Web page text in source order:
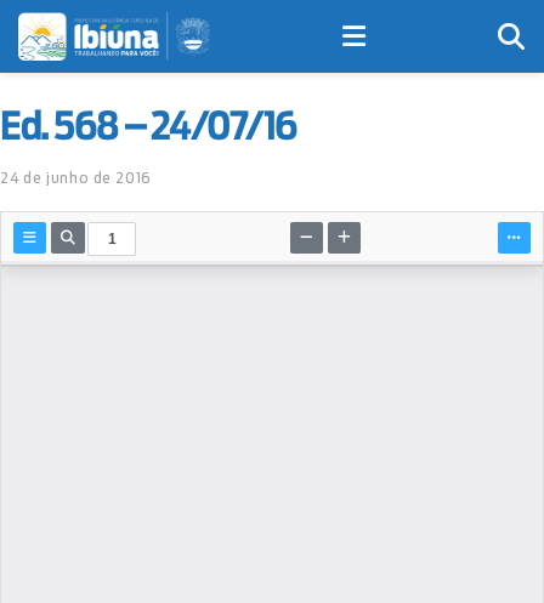
Ed. 568 – 24/07/16
24 de junho de 2016